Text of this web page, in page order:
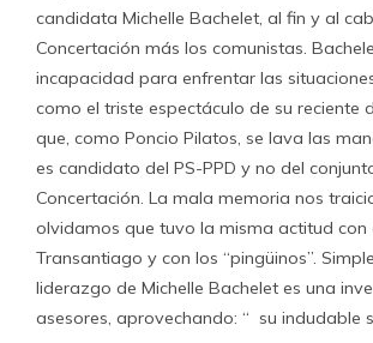
candidata Michelle Bachelet, al fin y al
Concertación más los comunistas.
incapacidad para enfrentar las
como el triste espectáculo de su reciente
que, como Poncio Pilatos, se lava las
es candidato del PS-PPD y no del
Concertación. La mala memoria nos
olvidamos que tuvo la misma actitud con
Transantiago y con los “pingüinos”.
liderazgo de Michelle Bachelet es una
asesores, aprovechando: “ su indudable